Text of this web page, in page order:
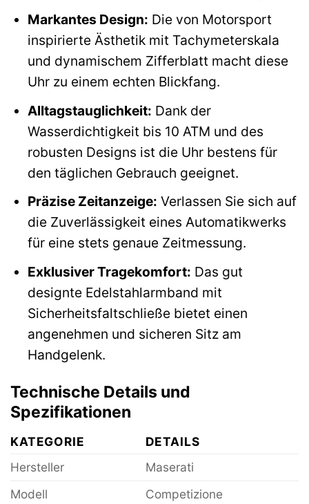
Markantes Design: Die von Motorsport
inspirierte Ästhetik mit Tachymeterskala
und dynamischem Zifferblatt macht diese
Uhr zu einem echten Blickfang.
Alltagstauglichkeit: Dank der
Wasserdichtigkeit bis 10 ATM und des
robusten Designs ist die Uhr bestens für
den täglichen Gebrauch geeignet.
Präzise Zeitanzeige: Verlassen Sie sich auf
die Zuverlässigkeit eines Automatikwerks
für eine stets genaue Zeitmessung.
Exklusiver Tragekomfort: Das gut
designte Edelstahlarmband mit
Sicherheitsfaltschließe bietet einen
angenehmen und sicheren Sitz am
Handgelenk.
Technische Details und
Spezifikationen
KATEGORIE
DETAILS
Hersteller
Maserati
Modell
Competizione